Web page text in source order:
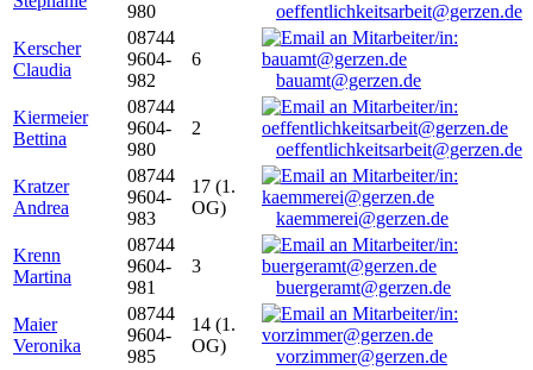
980
oeffentlichkeitsarbeit@gerzen.de
Kerscher
Claudia
08744
9604-
982
6
bauamt@gerzen.de
Kiermeier
Bettina
08744
9604-
980
2
oeffentlichkeitsarbeit@gerzen.de
Kratzer
Andrea
08744
9604-
983
17 (1.
OG)
kaemmerei@gerzen.de
Krenn
Martina
08744
9604-
981
3
buergeramt@gerzen.de
Maier
Veronika
08744
9604-
985
14 (1.
OG)
vorzimmer@gerzen.de